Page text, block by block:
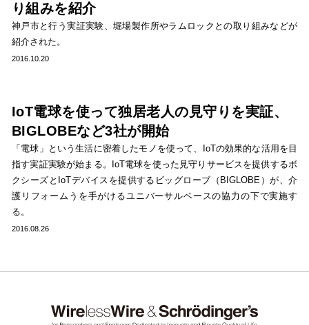
り組みを紹介
神戸市と行う実証実験、堀場製作所やラムロックとの取り組みなどが
紹介された。
2016.10.20
IoT電球を使って独居老人の見守りを実証、
BIGLOBEなど3社が開始
「電球」という生活に密着したモノを使って、IoTの効果的な活用を目
指す実証実験が始まる。IoT電球を使った見守りサービスを提供するボ
クシーズとIoTデバイスを提供するビッグローブ（BIGLOBE）が、介
護リフォームうを手がけるユニバーサルベースの協力の下で実施す
る。
2016.08.26